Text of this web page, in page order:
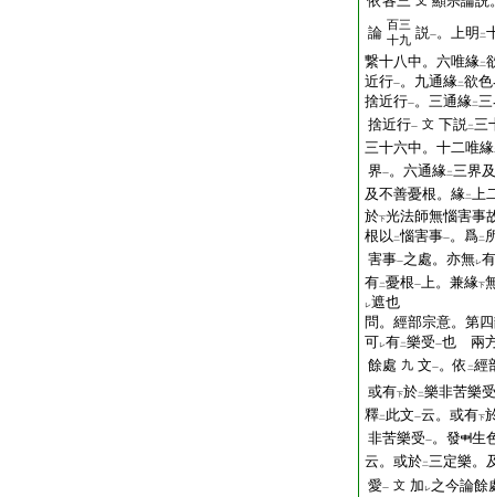
論 百三
十九 説一。上明 二
繋十八中。六唯緣二
近行一。九通緣二欲
捨近行一。三通緣二
捨近行一 文 下説二三
三十六中。十二唯緣
界一。六通緣二三界
及不善憂根。緣二上
於下光法師無惱害事
根以 二惱害事一。爲二
害事一之處。亦無レ有
有二憂根一上。兼緣下
レ遮也
問。經部宗意。第
可レ有二樂受一也 兩
餘處 九 文一。依 二經
或有下於二樂非苦樂受
釋二 此文一云。或有下
非苦樂受一。發
生
云。或於二三定樂。
愛一 文 加 レ之今論餘